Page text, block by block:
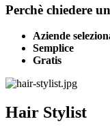
Perchè chiedere
Aziende
Semplice
Gratis
Hair Stylist